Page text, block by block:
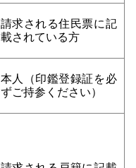
請求される住民票に記
載されている方
本人（印鑑登録証を必
ずご持参ください）